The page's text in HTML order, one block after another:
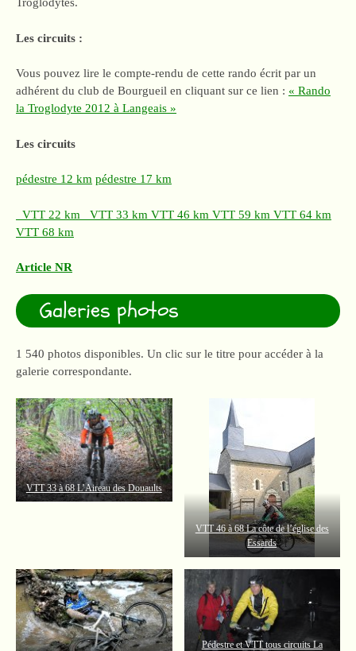
Troglodytes.
Les circuits :
Vous pouvez lire le compte-rendu de cette rando écrit par un
adhérent du club de Bourgueil en cliquant sur ce lien : « Rando
la Troglodyte 2012 à Langeais »
Les circuits
pédestre 12 km pédestre 17 km
VTT 22 km VTT 33 km VTT 46 km VTT 59 km VTT 64 km
VTT 68 km
Article NR
Galeries photos
1 540 photos disponibles. Un clic sur le titre pour accéder à la
galerie correspondante.
VTT 33 à 68 L’Aireau des Douaults
VTT 46 à 68 La côte de l’église des
Essards
Pédestre et VTT tous circuits La